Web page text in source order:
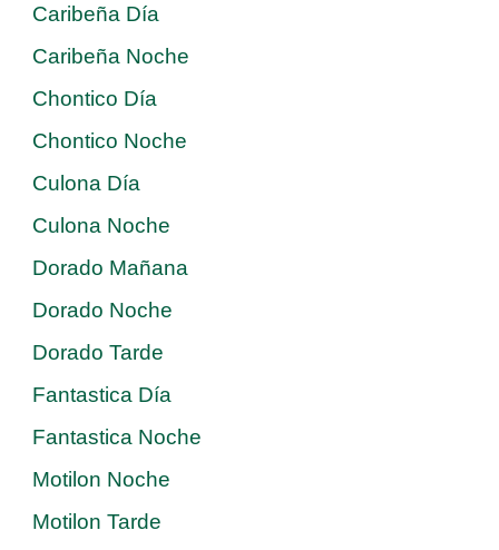
Caribeña Día
Caribeña Noche
Chontico Día
Chontico Noche
Culona Día
Culona Noche
Dorado Mañana
Dorado Noche
Dorado Tarde
Fantastica Día
Fantastica Noche
Motilon Noche
Motilon Tarde